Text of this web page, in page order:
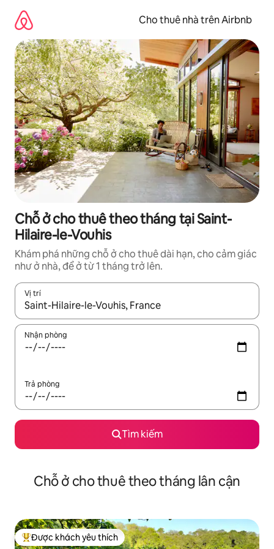
dung
Cho thuê nhà trên Airbnb
Chỗ ở cho thuê theo tháng tại Saint-
Hilaire-le-Vouhis
Khám phá những chỗ ở cho thuê dài hạn, cho cảm giác
như ở nhà, để ở từ 1 tháng trở lên.
Vị trí
Khi có kết quả, hãy điều hướng bằng phím mũi tên lên và
Nhận phòng
Trả phòng
Tìm kiếm
Chỗ ở cho thuê theo tháng lân cận
Được khách yêu thích nhất
Được khách yêu thích